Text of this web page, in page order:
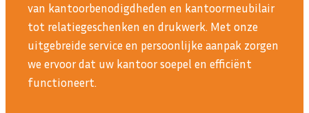
van kantoorbenodigdheden en kantoormeubilair
tot relatiegeschenken en drukwerk. Met onze
uitgebreide service en persoonlijke aanpak zorgen
we ervoor dat uw kantoor soepel en efficiënt
functioneert.